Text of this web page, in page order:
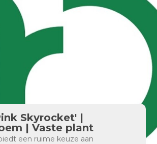
Skyrocket' |
| Vaste plant
een ruime keuze aan